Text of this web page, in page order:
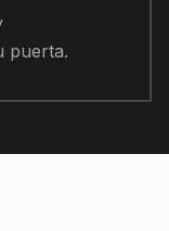
puerta.